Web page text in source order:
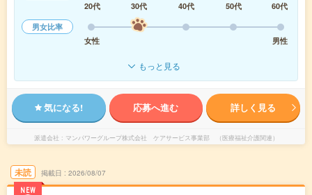
20代
30代 40代 50代
60代
男女比率
女性
男性
もっと見る
気になる! 応募へ進む 詳しく見る
派遣会社 マンパワーグループ株式会社 ケアサービス事業部 （医療福祉介護関連）
未読
NEW
掲載日 2026/08/07